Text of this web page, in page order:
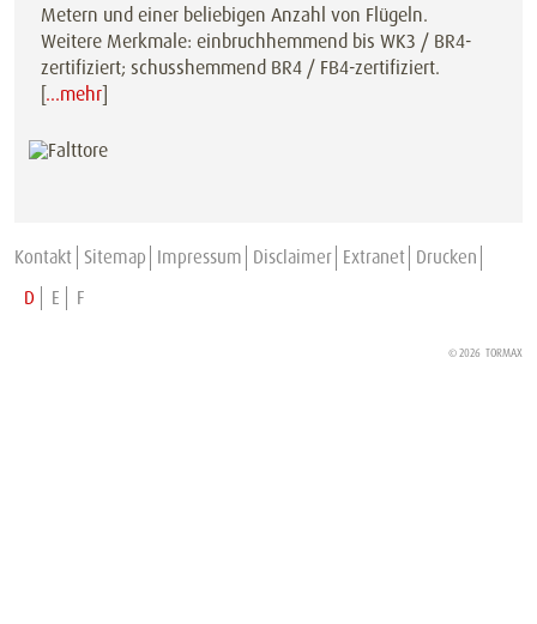
Metern und einer beliebigen Anzahl von Flügeln.
Weitere Merkmale: einbruchhemmend bis WK3 / BR4-
zertifiziert; schusshemmend BR4 / FB4-zertifiziert.
[…mehr]
Kontakt Sitemap Impressum Disclaimer Extranet Drucken
D
E F
© 2026 TORMAX